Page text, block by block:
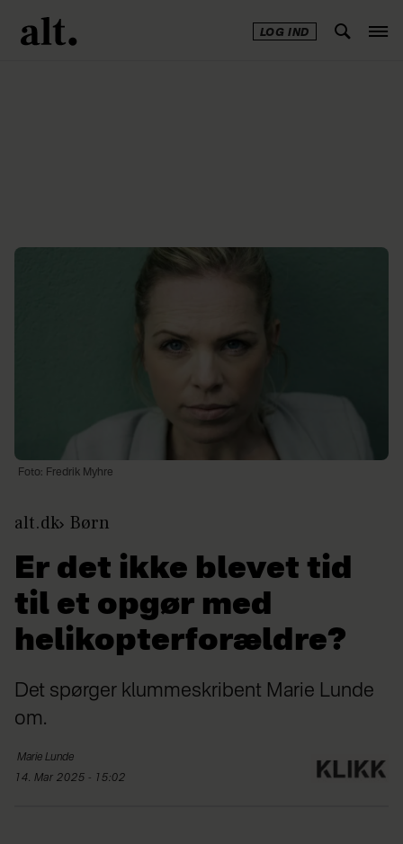
LOG IND
Foto: Fredrik Myhre
alt.dk Børn
Er det ikke blevet tid
til et opgør med
helikopterforældre?
Det spørger klummeskribent Marie Lunde
om.
Marie Lunde
14. Mar 2025 - 15:02